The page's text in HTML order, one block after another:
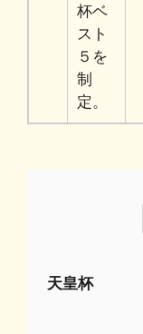
杯ベ
スト
５を
制
定。
天皇杯